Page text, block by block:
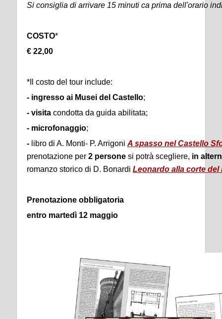
Si consiglia di arrivare 15 minuti ca prima dell'orario
COSTO*
€ 22,00
*Il costo del tour include:
- ingresso ai Musei del Castello;
- visita condotta da guida abilitata;
- microfonaggio;
- libro di A. Monti- P. Arrigoni A spasso nel Castello
prenotazione per 2 persone si potrà scegliere, in
romanzo storico di D. Bonardi Leonardo alla corte del
Prenotazione obbligatoria
entro martedì 12 maggio